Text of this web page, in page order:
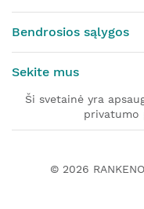
Bendrosios sąlygos
Sekite mus
Ši svetainė yra
privatumo
© 2026